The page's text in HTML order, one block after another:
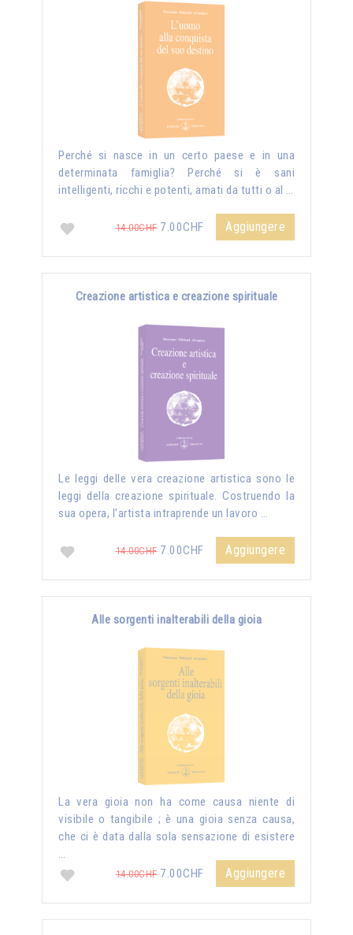
Perché si nasce in un certo paese e in una
determinata famiglia? Perché si è sani
intelligenti, ricchi e potenti, amati da tutti o al …
14.00CHF7.00CHF Aggiungere
Creazione artistica e creazione spirituale
Le leggi delle vera creazione artistica sono le
leggi della creazione spirituale. Costruendo la
sua opera, l’artista intraprende un lavoro …
14.00CHF7.00CHF Aggiungere
Alle sorgenti inalterabili della gioia
La vera gioia non ha come causa niente di
visibile o tangibile ; è una gioia senza causa,
che ci è data dalla sola sensazione di esistere
…
14.00CHF7.00CHF Aggiungere